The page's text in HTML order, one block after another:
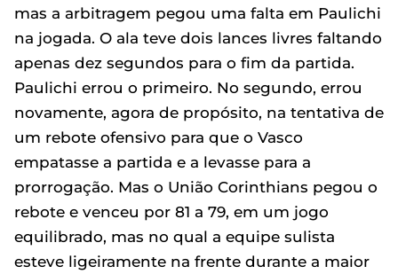
mas a arbitragem pegou uma falta em Paulichi
na jogada. O ala teve dois lances livres faltando
apenas dez segundos para o fim da partida.
Paulichi errou o primeiro. No segundo, errou
novamente, agora de propósito, na tentativa de
um rebote ofensivo para que o Vasco
empatasse a partida e a levasse para a
prorrogação. Mas o União Corinthians pegou o
rebote e venceu por 81 a 79, em um jogo
equilibrado, mas no qual a equipe sulista
esteve ligeiramente na frente durante a maior